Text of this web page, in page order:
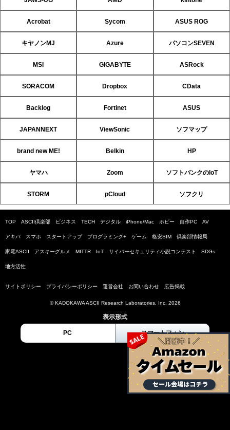
Acrobat Sycom ASUS ROG
キヤノンMJ Azure パソコンSEVEN
MSI GIGABYTE ASRock
SORACOM Dropbox CData
Backlog Fortinet ASUS
JAPANNEXT ViewSonic ソフマップ
brand new ME! Belkin HP
ヤマハ Zoom ソフトバンクのIoT
STORM pCloud ソフクリ
TOP ASCII倶楽部 ビジネス TECH デジタル iPhone/Mac ホビー 自作PC AV
アキバ スマホ スタートアップ プログラミング+ ゲーム 格安SIM 倶楽部情報局
家電ASCII アスキーグルメ MITTR IoT サイバーセキュリティ小説コンテスト SDGs
地方活性
サイトポリシー プライバシーポリシー 運営会社 お問い合わせ 広告掲載
© KADOKAWA ASCII Research Laboratories, Inc. 2026
表示形式
PC スマートフォン